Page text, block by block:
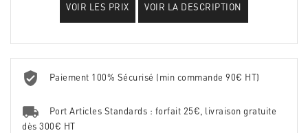
VOIR LES PRIX VOIR LA DESCRIPTION
Paiement 100% Sécurisé (min commande 90€ HT)
Port Articles Standards : forfait 25€, livraison gratuite
dès 300€ HT